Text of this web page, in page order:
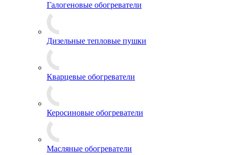
Галогеновые обогреватели
Дизельные тепловые пушки
Кварцевые обогреватели
Керосиновые обогреватели
Масляные обогреватели